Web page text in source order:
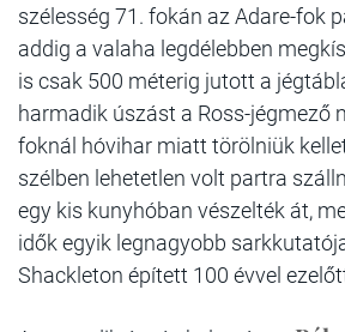
szélesség 71. fokán az Adare-fok
addig a valaha legdélebben
is csak 500 méterig jutott a
harmadik úszást a Ross-jégmező
foknál hóvihar miatt törölniük
szélben lehetetlen volt partra
egy kis kunyhóban vészelték át,
idők egyik legnagyobb
Shackleton épített 100 évvel